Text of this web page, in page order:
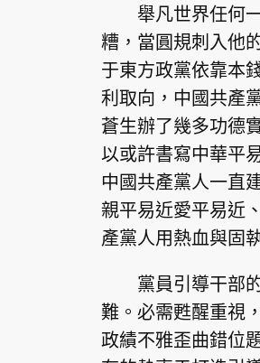
舉凡世界任何
糟，當圓規刺入他
于東方政黨依靠本
利取向，中國共產
蒼生辦了幾多功德
以或許書寫中華平
中國共產黨人一直
親平易近愛平易近
產黨人用熱血與固
黨員引導干部
難。必需甦醒重視
政績不雅歪曲錯位